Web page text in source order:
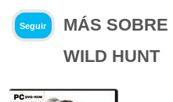
Seguir
MÁS SOBRE
WILD HUNT